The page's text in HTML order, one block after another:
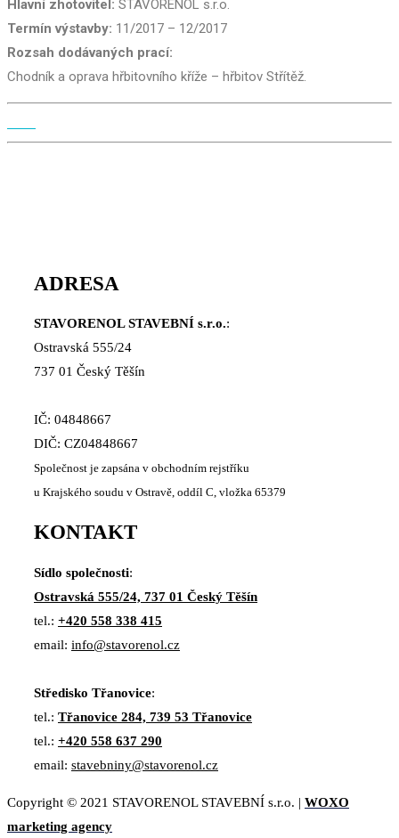
Hlavní zhotovitel: STAVORENOL s.r.o.
Termín výstavby: 11/2017 – 12/2017
Rozsah dodávaných prací:
Chodník a oprava hřbitovního kříže – hřbitov Střítěž.
ADRESA
STAVORENOL STAVEBNÍ s.r.o.:
Ostravská 555/24
737 01 Český Těšín
IČ: 04848667
DIČ: CZ04848667
Společnost je zapsána v obchodním rejstříku
u Krajského soudu v Ostravě, oddíl C, vložka 65379
KONTAKT
Sídlo společnosti:
Ostravská 555/24, 737 01 Český Těšín
tel.: +420 558 338 415
email: info@stavorenol.cz
Středisko Třanovice:
tel.: Třanovice 284, 739 53 Třanovice
tel.: +420 558 637 290
email: stavebniny@stavorenol.cz
Copyright © 2021 STAVORENOL STAVEBNÍ s.r.o. | WOXO
marketing agency